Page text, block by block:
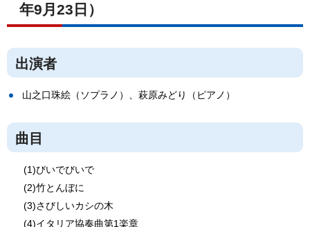
年9月23日）
出演者
山之口珠絵（ソプラノ）、萩原みどり（ピアノ）
曲目
(1)びいでびいで
(2)竹とんぼに
(3)さびしいカシの木
(4)イタリア協奏曲第1楽章